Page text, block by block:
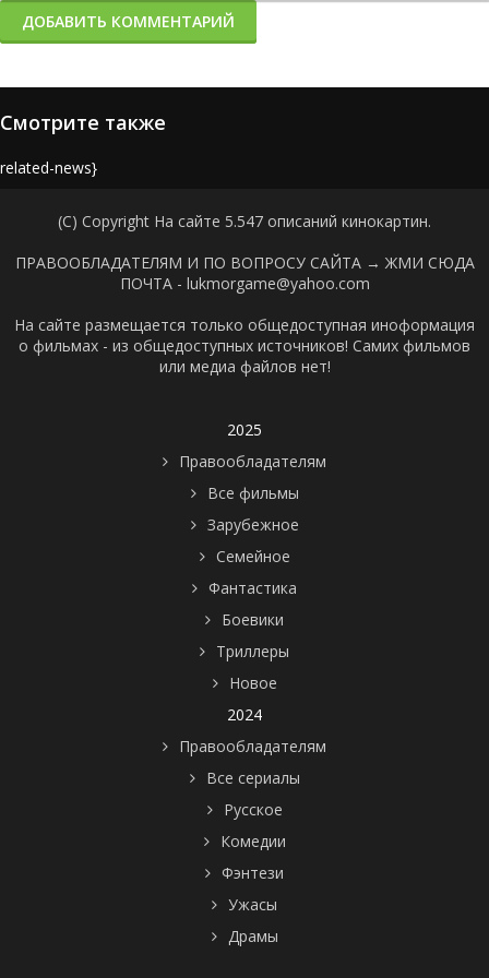
ДОБАВИТЬ КОММЕНТАРИЙ
Смотрите также
news}
(C) Copyright На сайте 5.547 описаний кинокартин.
ПРАВООБЛАДАТЕЛЯМ И ПО ВОПРОСУ САЙТА → ЖМИ СЮДА
ПОЧТА - lukmorgame@yahoo.com
На сайте размещается только общедоступная иноформация
о фильмах - из общедоступных источников! Самих фильмов
или медиа файлов нет!
2025
Правообладателям
Все фильмы
Зарубежное
Семейное
Фантастика
Боевики
Триллеры
Новое
2024
Правообладателям
Все сериалы
Русское
Комедии
Фэнтези
Ужасы
Драмы